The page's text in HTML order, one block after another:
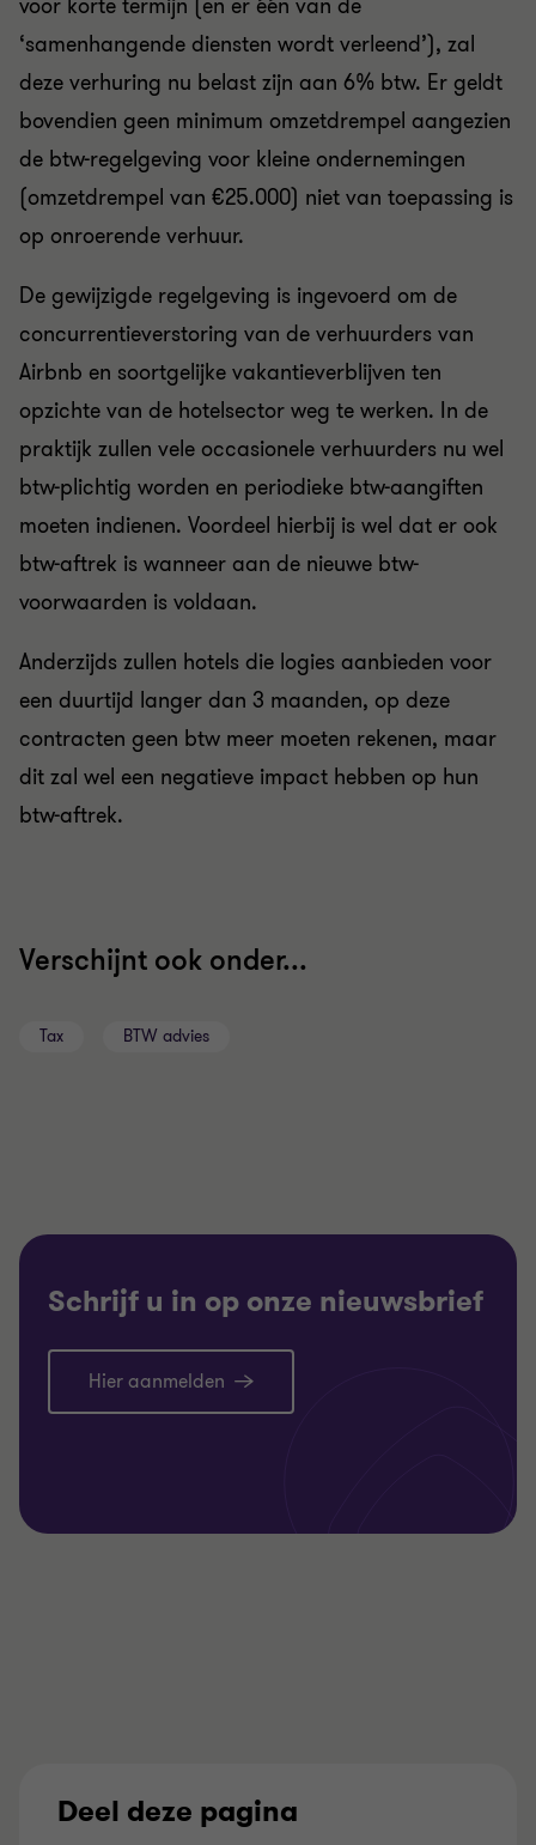
voor korte termijn (en er één van de
‘samenhangende diensten wordt verleend’), zal
deze verhuring nu belast zijn aan 6% btw. Er geldt
bovendien geen minimum omzetdrempel aangezien
de btw-regelgeving voor kleine ondernemingen
(omzetdrempel van €25.000) niet van toepassing is
op onroerende verhuur.
De gewijzigde regelgeving is ingevoerd om de
concurrentieverstoring van de verhuurders van
Airbnb en soortgelijke vakantieverblijven ten
opzichte van de hotelsector weg te werken. In de
praktijk zullen vele occasionele verhuurders nu wel
btw-plichtig worden en periodieke btw-aangiften
moeten indienen. Voordeel hierbij is wel dat er ook
btw-aftrek is wanneer aan de nieuwe btw-
voorwaarden is voldaan.
Anderzijds zullen hotels die logies aanbieden voor
een duurtijd langer dan 3 maanden, op deze
contracten geen btw meer moeten rekenen, maar
dit zal wel een negatieve impact hebben op hun
btw-aftrek.
Verschijnt ook onder...
Tax BTW advies
Schrijf u in op onze nieuwsbrief
Hier aanmelden
Deel deze pagina